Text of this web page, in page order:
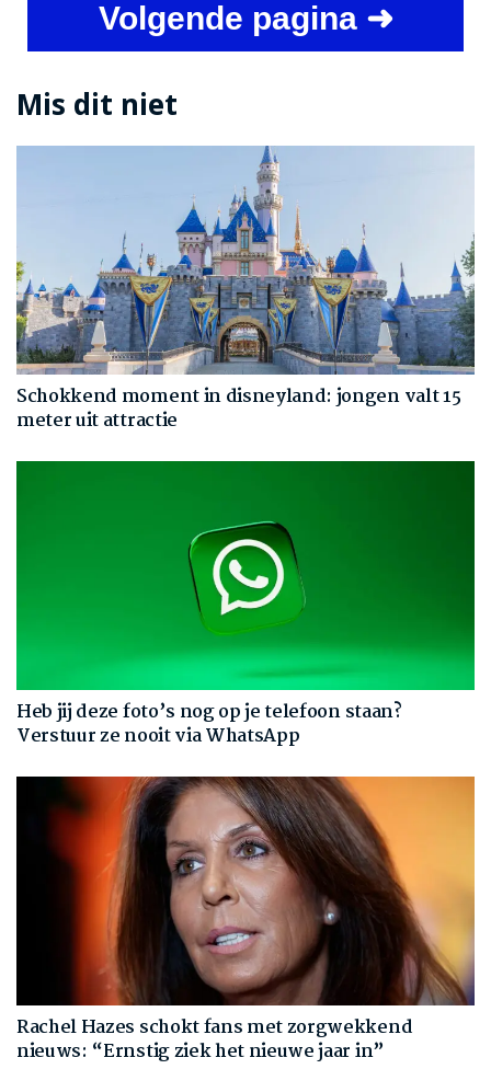
Volgende pagina ➜
Mis dit niet
Schokkend moment in disneyland: jongen valt 15
meter uit attractie
Heb jij deze foto’s nog op je telefoon staan?
Verstuur ze nooit via WhatsApp
Rachel Hazes schokt fans met zorgwekkend
nieuws: “Ernstig ziek het nieuwe jaar in”